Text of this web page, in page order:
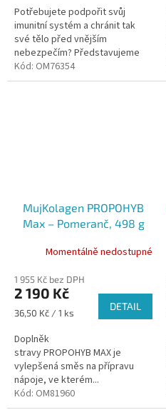
5
hvězdiček.
Potřebujete podpořit svůj
imunitní systém a chránit tak
své tělo před vnějším
nebezpečím? Představujeme
Vám unikátní produkt z
řady „Spokojená střeva”, který...
Kód: OM76354
MujKolagen PROPOHYB
Max – Pomeranč, 498 g
Momentálně nedostupné
1 955 Kč bez DPH
2 190 Kč
Měrná
36,50 Kč / 1 ks
DETAIL
Doplněk
stravy PROPOHYB MAX je
vylepšená směs na přípravu
nápoje, ve kterém...
Kód: OM81960